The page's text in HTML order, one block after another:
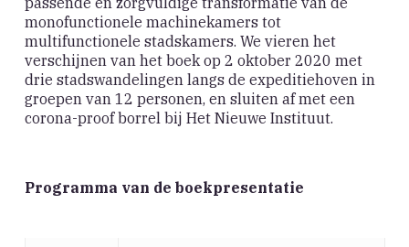
monofunctionele machinekamers tot
multifunctionele stadskamers. We vieren het
verschijnen van het boek op 2 oktober 2020 met
drie stadswandelingen langs de expeditiehoven in
groepen van 12 personen, en sluiten af met een
corona-proof borrel bij Het Nieuwe Instituut.
Programma van de boekpresentatie